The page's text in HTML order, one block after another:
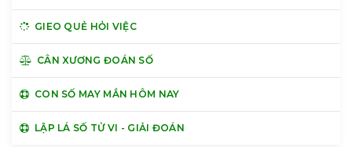
GIEO QUẺ HỎI VIỆC
CÂN XƯƠNG ĐOÁN SỐ
CON SỐ MAY MẮN HÔM NAY
LẬP LÁ SỐ TỬ VI - GIẢI ĐOÁN